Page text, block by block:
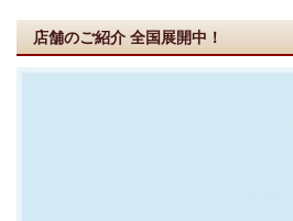
店舗のご紹介 全国展開中！